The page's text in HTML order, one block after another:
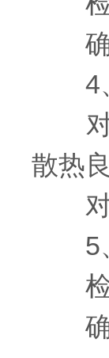
确
4、
对
散热
对
5、
检
确